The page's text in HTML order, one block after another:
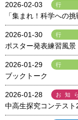
2026-02-03 行
「集まれ！科学への挑
2026-01-30 行
ポスター発表練習風景
2026-01-29 行
ブックトーク
2026-01-28 お知
中高生探究コンテスト